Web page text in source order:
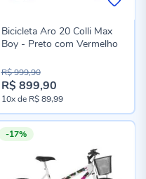
Bicicleta Aro 20 Colli Max
Boy - Preto com Vermelho
Preço
especial
R$ 899,90
R$ 999,90
10xde R$ 89,99
-17%